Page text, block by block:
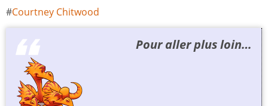
Courtney Chitwood
Pour aller plus loin…